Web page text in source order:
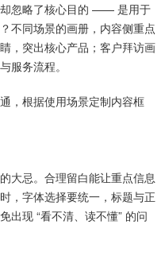
却忽略了核心目的 —— 是用于
不同场景的画册，内容侧重点
，突出核心产品；客户拜访画
服务流程。
，根据使用场景定制内容框
大忌。合理留白能让重点信息
，字体选择要统一，标题与正
出现 “看不清、读不懂” 的问